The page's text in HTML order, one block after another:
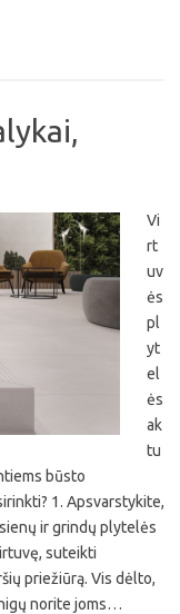
Vi
rt
uv
ės
pl
yt
el
ės
ak
tu
būsto
1. Apsvarstykite,
ir grindų plytelės
suteikti
priežiūrą. Vis dėlto,
norite joms…